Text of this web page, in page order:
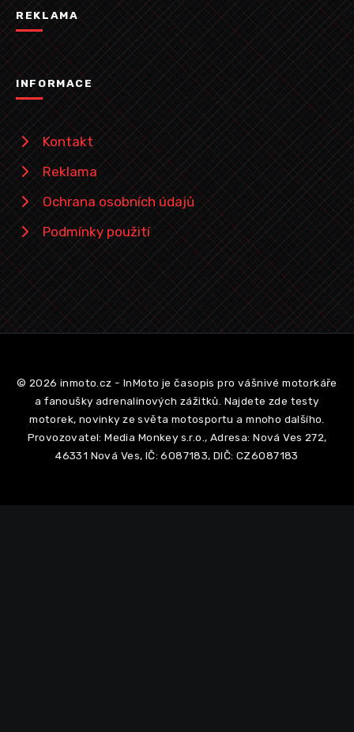
REKLAMA
INFORMACE
Kontakt
Reklama
Ochrana osobních údajů
Podmínky použití
© 2026 inmoto.cz - InMoto je časopis pro vášnivé motorkáře
a fanoušky adrenalinových zážitků. Najdete zde testy
motorek, novinky ze světa motosportu a mnoho dalšího.
Provozovatel: Media Monkey s.r.o., Adresa: Nová Ves 272,
46331 Nová Ves, IČ: 6087183, DIČ: CZ6087183